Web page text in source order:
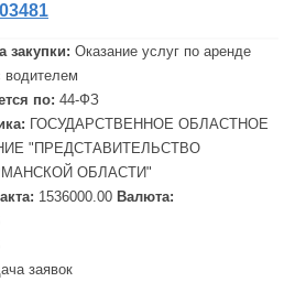
закупки: Оказание услуг по аренде
водителем
по: 44-ФЗ
ГОСУДАРСТВЕННОЕ ОБЛАСТНОЕ
"ПРЕДСТАВИТЕЛЬСТВО
ОБЛАСТИ"
1536000.00 Валюта:
заявок